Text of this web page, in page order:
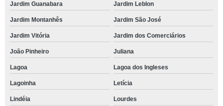
Jardim Guanabara Jardim Leblon
Jardim Montanhês Jardim São José
Jardim Vitória Jardim dos Comerciários
João Pinheiro Juliana
Lagoa Lagoa dos Ingleses
Lagoinha Letícia
Lindéia Lourdes